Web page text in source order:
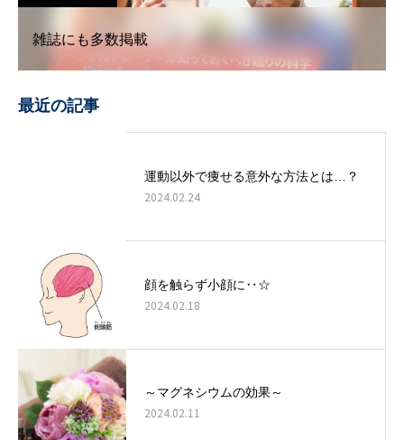
雑誌にも多数掲載
最近の記事
運動以外で痩せる意外な方法とは…？
2024.02.24
顔を触らず小顔に‥☆
2024.02.18
～マグネシウムの効果～
2024.02.11